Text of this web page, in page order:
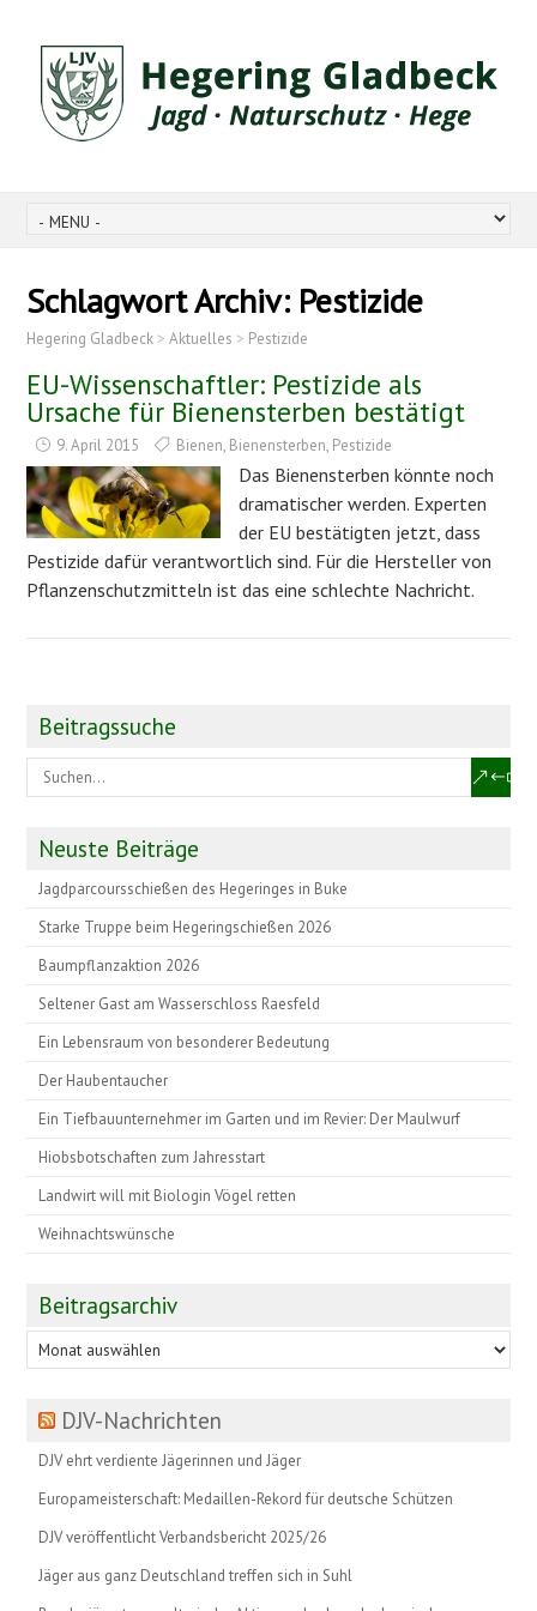
Schlagwort Archiv: Pestizide
Hegering Gladbeck >Aktuelles > Pestizide
EU-Wissenschaftler: Pestizide als
Ursache für Bienensterben bestätigt
9. April 2015 Bienen, Bienensterben, Pestizide
Das Bienensterben könnte noch
dramatischer werden. Experten
der EU bestätigten jetzt, dass
Pestizide dafür verantwortlich sind. Für die Hersteller von
Pflanzenschutzmitteln ist das eine schlechte Nachricht.
Beitragssuche
Neuste Beiträge
Jagdparcoursschießen des Hegeringes in Buke
Starke Truppe beim Hegeringschießen 2026
Baumpflanzaktion 2026
Seltener Gast am Wasserschloss Raesfeld
Ein Lebensraum von besonderer Bedeutung
Der Haubentaucher
Ein Tiefbauunternehmer im Garten und im Revier: Der Maulwurf
Hiobsbotschaften zum Jahresstart
Landwirt will mit Biologin Vögel retten
Weihnachtswünsche
Beitragsarchiv
Beitragsarchiv
DJV-Nachrichten
DJV ehrt verdiente Jägerinnen und Jäger
Europameisterschaft: Medaillen-Rekord für deutsche Schützen
DJV veröffentlicht Verbandsbericht 2025/26
Jäger aus ganz Deutschland treffen sich in Suhl